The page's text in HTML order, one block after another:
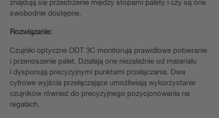
znajdują się przestrzenie między stopami palety i czy są one
swobodnie dostępne.
Rozwiązanie:
Czujniki optyczne ODT 3C monitorują prawidłowe pobieranie
i przenoszenie palet. Działają one niezależnie od materiału
i dysponują precyzyjnymi punktami przełączania. Dwa
cyfrowe wyjścia przełączające umożliwiają wykorzystanie
czujników również do precyzyjnego pozycjonowania na
regałach.